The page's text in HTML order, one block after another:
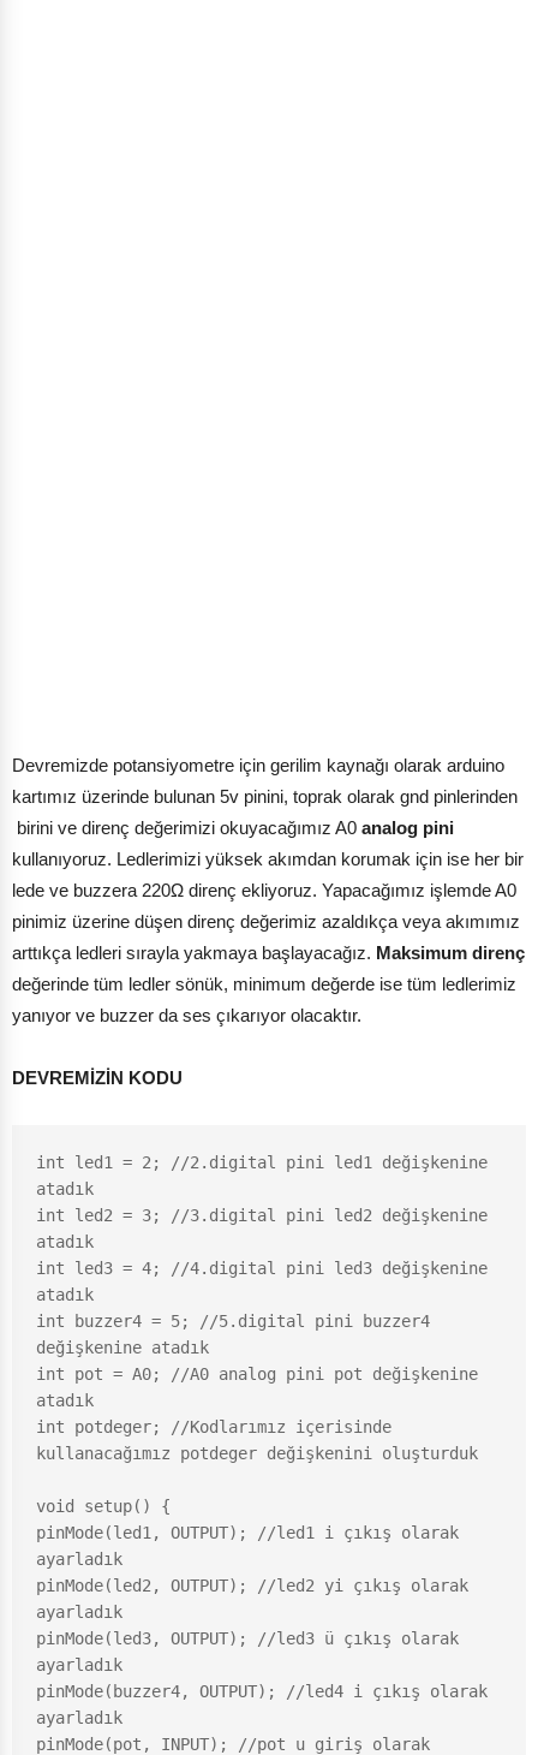
Devremizde potansiyometre için gerilim kaynağı olarak arduino
kartımız üzerinde bulunan 5v pinini, toprak olarak gnd pinlerinden
birini ve direnç değerimizi okuyacağımız A0 analog pini
kullanıyoruz. Ledlerimizi yüksek akımdan korumak için ise her bir
lede ve buzzera 220Ω direnç ekliyoruz. Yapacağımız işlemde A0
pinimiz üzerine düşen direnç değerimiz azaldıkça veya akımımız
arttıkça ledleri sırayla yakmaya başlayacağız. Maksimum direnç
değerinde tüm ledler sönük, minimum değerde ise tüm ledlerimiz
yanıyor ve buzzer da ses çıkarıyor olacaktır.
DEVREMİZİN KODU
int led1 = 2; //2.digital pini led1 değişkenine
atadık
int led2 = 3; //3.digital pini led2 değişkenine
atadık
int led3 = 4; //4.digital pini led3 değişkenine
atadık
int buzzer4 = 5; //5.digital pini buzzer4
değişkenine atadık
int pot = A0; //A0 analog pini pot değişkenine
atadık
int potdeger; //Kodlarımız içerisinde
kullanacağımız potdeger değişkenini oluşturduk
void setup() {
pinMode(led1, OUTPUT); //led1 i çıkış olarak
ayarladık
pinMode(led2, OUTPUT); //led2 yi çıkış olarak
ayarladık
pinMode(led3, OUTPUT); //led3 ü çıkış olarak
ayarladık
pinMode(buzzer4, OUTPUT); //led4 i çıkış olarak
ayarladık
pinMode(pot, INPUT); //pot u giriş olarak